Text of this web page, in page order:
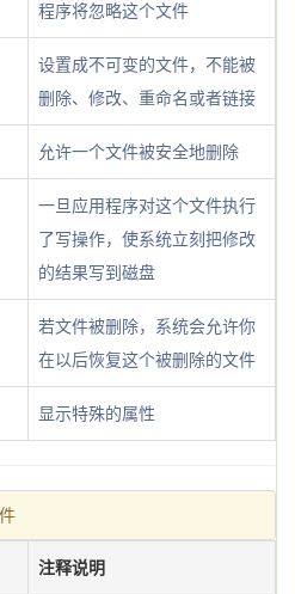
程序将忽略这个文件
设置成不可变的文件，不能被
删除、修改、重命名或者链接
允许一个文件被安全地删除
一旦应用程序对这个文件执行
了写操作，使系统立刻把修改
的结果写到磁盘
若文件被删除，系统会允许你
在以后恢复这个被删除的文件
显示特殊的属性
注释说明